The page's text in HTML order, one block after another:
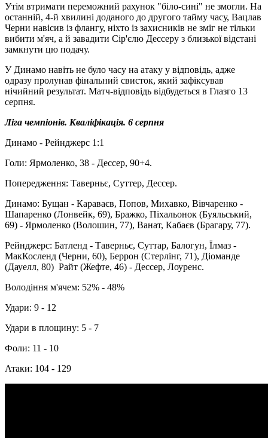
Утім втримати переможний рахунок "біло-сині" не змогли. На
останній, 4-й хвилині доданого до другого тайму часу, Вацлав
Черни навісив із флангу, ніхто із захисників не зміг не тільки
вибити м'яч, а й завадити Сір'єлю Дессеру з близької відстані
замкнути цю подачу.
У Динамо навіть не було часу на атаку у відповідь, адже
одразу пролунав фінальний свисток, який зафіксував
нічийний результат. Матч-відповідь відбудеться в Глазго 13
серпня.
Ліга чемпіонів. Кваліфікація. 6 серпня
Динамо - Рейнджерс 1:1
Голи: Ярмоленко, 38 - Дессер, 90+4.
Попередження: Таверньє, Суттер, Дессер.
Динамо: Бущан - Караваєв, Попов, Михавко, Вівчаренко -
Шапаренко (Лонвейк, 69), Бражко, Піхальонок (Буяльський,
69) - Ярмоленко (Волошин, 77), Ванат, Кабаєв (Брагару, 77).
Рейнджерс: Батленд - Таверньє, Суттар, Балогун, Їлмаз -
МакКосленд (Черни, 60), Беррон (Стерлінг, 71), Діоманде
(Дауелл, 80) Райт (Жефте, 46) - Дессер, Лоуренс.
Володіння м'ячем: 52% - 48%
Удари: 9 - 12
Удари в площину: 5 - 7
Фоли: 11 - 10
Атаки: 104 - 129